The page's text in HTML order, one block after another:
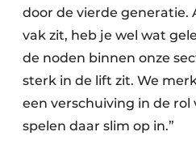
door de vierde generatie.
vak zit, heb je wel wat
de noden binnen onze
sterk in de lift zit. We
een verschuiving in de
spelen daar slim op in.”